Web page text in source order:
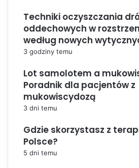
Techniki oczyszczania
oddechowych w
według nowych
3 godziny temu
Lot samolotem a
Poradnik dla pacjentów z
mukowiscydozą
3 dni temu
Gdzie skorzystasz z
Polsce?
5 dni temu